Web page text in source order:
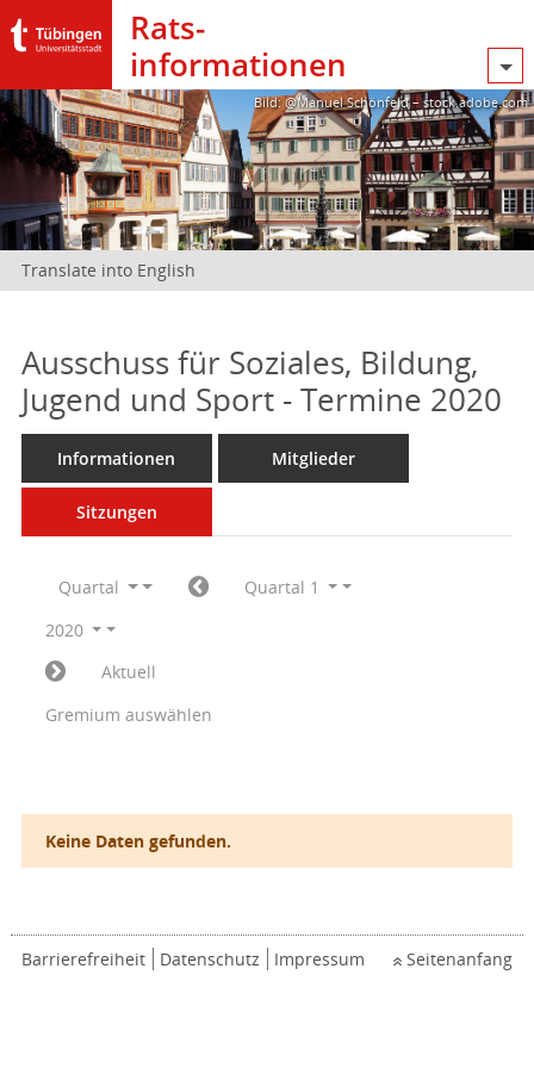
Rats­
informationen
Bild: @Manuel Schönfeld – stock.adobe.com
Translate into English
Ausschuss für Soziales, Bildung,
Jugend und Sport - Termine 2020
Informationen Mitglieder
Sitzungen
Quartal
Quartal 1
2020
Aktuell
Gremium auswählen
Keine Daten gefunden.
Barrierefreiheit Datenschutz Impressum Seitenanfang